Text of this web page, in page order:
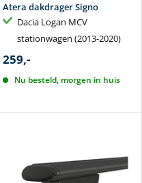
Atera dakdrager Signo
Dacia Logan MCV
stationwagen (2013-2020)
259,-
Nu besteld, morgen in huis